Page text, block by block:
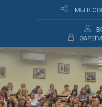
МЫ В